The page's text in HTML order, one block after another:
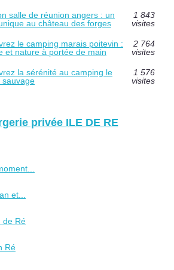
salle de réunion angers : un
au château des forges
1 843
visites
le camping marais poitevin :
et nature à portée de main
2 764
visites
la sérénité au camping le
sauvage
1 576
visites
privée ILE DE RE
et...
de Ré
Ré